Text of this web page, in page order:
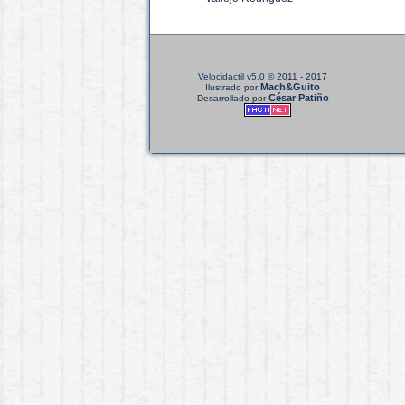
Velocidactil v5.0 © 2011 - 2017
Ilustrado porMach&Guito
Desarrollado porCésar Patiño